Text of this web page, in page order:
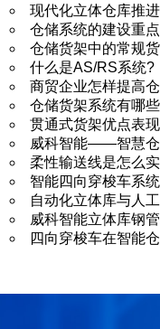
现代化立体仓库推
仓储系统的建设重点
仓储货架中的常规
什么是AS/RS系统?
商贸企业怎样提高
仓储货架系统有哪些
贯通式货架优点表
威科智能——智慧
柔性输送线是怎么
智能四向穿梭车系
自动化立体库与人
威科智能立体库钢
四向穿梭车在智能